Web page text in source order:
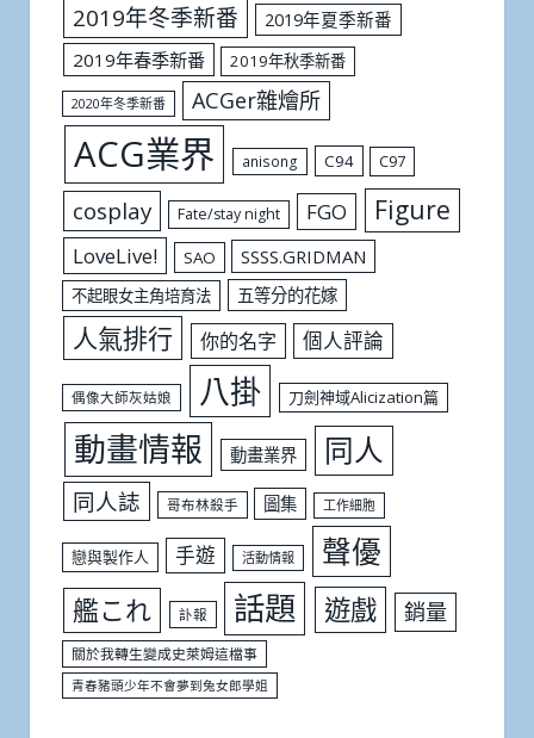
2019年冬季新番
2019年夏季新番
2019年春季新番
2019年秋季新番
2020年冬季新番 ACGer雜燴所
ACG業界 anisong C94 C97
cosplay Fate/stay night FGO Figure
LoveLive! SAO SSSS.GRIDMAN
不起眼女主角培育法 五等分的花嫁
人氣排行 你的名字 個人評論
偶像大師灰姑娘 八掛 刀劍神域Alicization篇
動畫情報 動畫業界 同人
同人誌 哥布林殺手 圖集 工作細胞
戀與製作人 手遊 活動情報 聲優
艦これ 訃報 話題 遊戲 銷量
關於我轉生變成史萊姆這檔事
青春豬頭少年不會夢到兔女郎學姐